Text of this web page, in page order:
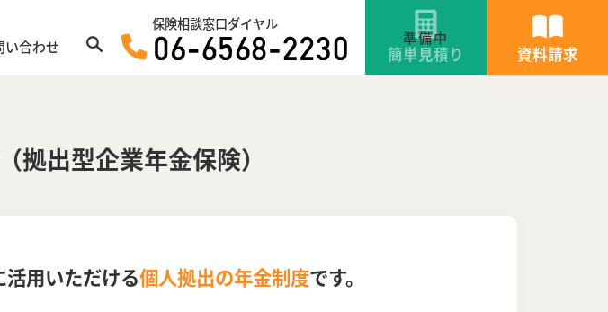
資料請求
簡単見積り
保険相談窓口ダイヤル
い合わせ
（拠出型企業年金保険）
用いただける個人拠出の年金制度です。